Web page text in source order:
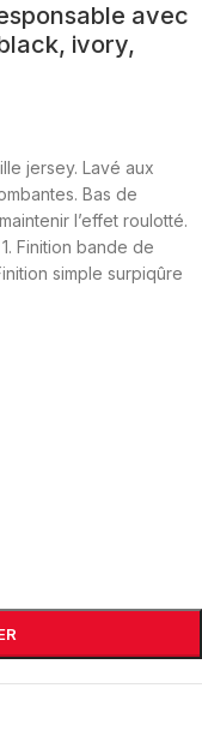
avec
ivory,
jersey. Lavé aux
Bas de
l’effet roulotté.
Finition bande de
simple surpiqûre